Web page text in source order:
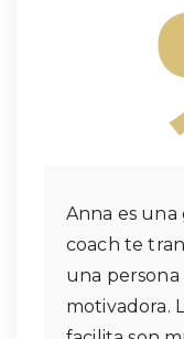
Anna es una
coach te
una
motivadora.